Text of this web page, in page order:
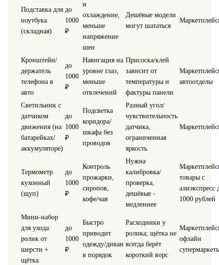
Подставка для
ноутбука
(складная)
до
1000
₽
и
охлаждение,
меньше
напряжение
шеи
Дешёвые модели
могут шататься
Кронштейн/
держатель
телефона в
авто
до
1000
₽
Навигация на
уровне глаз,
меньше
отвлечений
Присоска/клей
зависит от
температуры и
фактуры панели
автоотделы
Светильник с
датчиком
движения (на
батарейках/
аккумуляторе)
до
1000
₽
Подсветка
коридора/
шкафа без
проводов
Разный угол/
чувствительность
датчика,
ограниченная
яркость
Термометр
кухонный
(щуп)
до
1000
₽
Контроль
прожарки,
сиропов,
кофе/чая
Нужна
калибровка/
проверка,
дешёвые -
медленнее
товары с
алиэкспресс
1000 рублей
Мини-набор
для ухода:
ролик от
шерсти +
щётка
до
1000
₽
Быстро
приводит
одежду/диван
в порядок
Расходники у
ролика; щётка не
всегда берёт
короткий ворс
офлайн